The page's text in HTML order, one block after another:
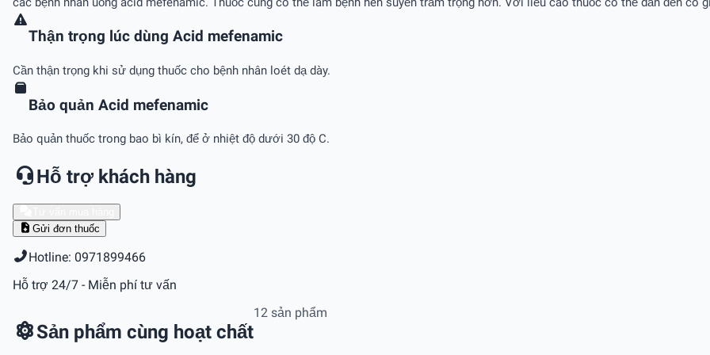
Thận trọng lúc dùng Acid mefenamic
Cần thận trọng khi sử dụng thuốc cho bệnh nhân loét dạ dày.
Bảo quản Acid mefenamic
Bảo quản thuốc trong bao bì kín, để ở nhiệt độ dưới 30 độ C.
Hỗ trợ khách hàng
Gửi đơn thuốc
Hotline: 0971899466
Hỗ trợ 24/7 - Miễn phí tư vấn
Sản phẩm cùng hoạt chất
12 sản phẩm